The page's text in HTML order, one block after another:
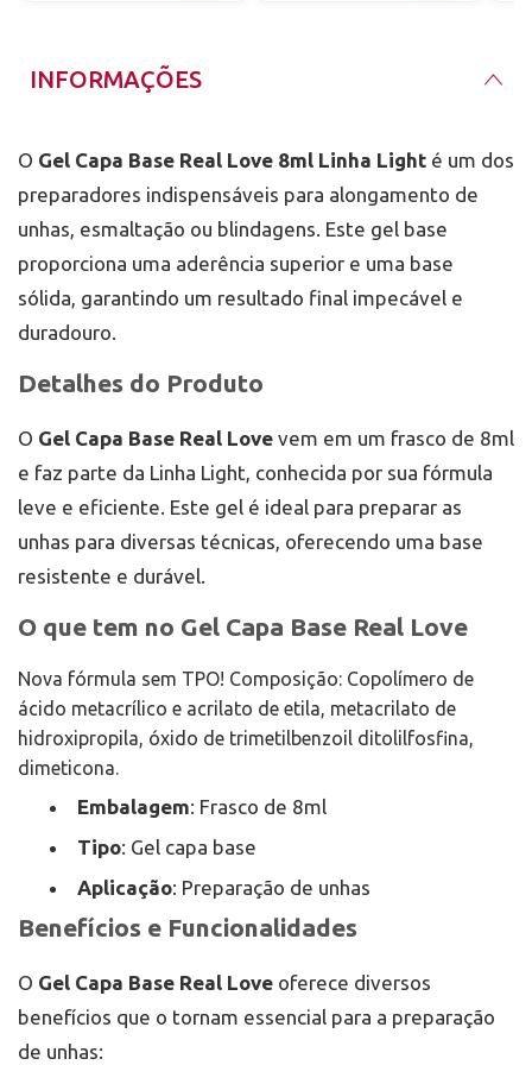
Linha Light com entrega em todo o Brasil. Para
quem está em Porto Alegre e região, contamos com
proporcionando uma experiência de compra ainda
Gel Capa Base Real Love
é a escolha ideal para
quem deseja preparar as unhas de forma eficaz e
duradoura. Seja para uso pessoal ou profissional,
este gel base garante uma aplicação perfeita e uma
base sólida para qualquer tipo de alongamento,
INFORMAÇÕES
O Gel Capa Base Real Love 8ml Linha Light é um dos
preparadores indispensáveis para alongamento de
unhas, esmaltação ou blindagens. Este gel base
proporciona uma aderência superior e uma base
sólida, garantindo um resultado final impecável e
duradouro.
Detalhes do Produto
O Gel Capa Base Real Love vem em um frasco de 8ml
e faz parte da Linha Light, conhecida por sua fórmula
leve e eficiente. Este gel é ideal para preparar as
unhas para diversas técnicas, oferecendo uma base
resistente e durável.
O que tem no Gel Capa Base Real Love
Nova fórmula sem TPO! Composição: Copolímero de
ácido metacrílico e acrilato de etila, metacrilato de
hidroxipropila, óxido de trimetilbenzoil ditolilfosfina,
dimeticona.
Embalagem: Frasco de 8ml
Tipo: Gel capa base
Aplicação: Preparação de unhas
Benefícios e Funcionalidades
O Gel Capa Base Real Love oferece diversos
benefícios que o tornam essencial para a preparação
de unhas: